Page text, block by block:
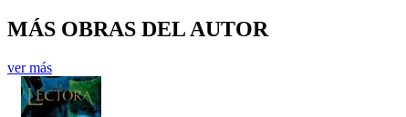
MÁS OBRAS DEL AUTOR
ver más